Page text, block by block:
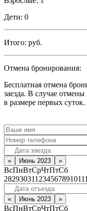
Дети: 0
Итого: руб.
Отмена бронирования:
Бесплатная отмена
заезда. В случае
в размере первых суток.
« Июнь 2023 »
ВсПнВтСрЧтПтСб
282930311 234567891011
« Июнь 2023 »
ВсПнВтСрЧтПтСб